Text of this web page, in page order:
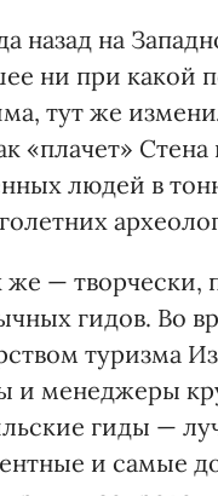
назад на
ни при какой
тут же
«плачет»
людей в
же — творчески,
гидов. Во
туризма
и менеджеры
гиды —
и самые